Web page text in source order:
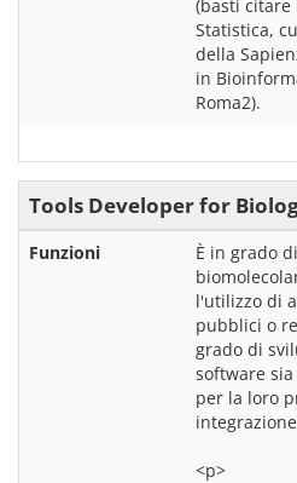
(basti citare
Statistica,
della
in
Tools Developer for
Funzioni
È in grado
l'utilizzo di
pubblici o
grado di
software
per la loro
<p>